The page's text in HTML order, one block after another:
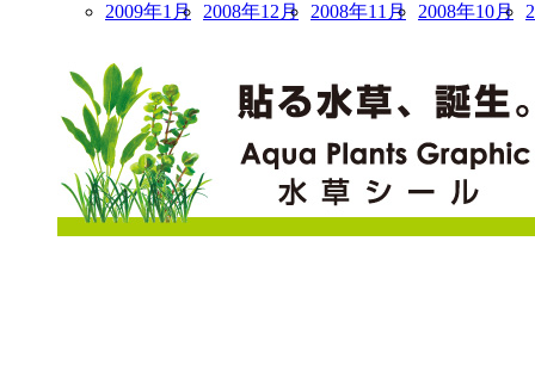
2009年1月
2008年12月 2008年11月 2008年10月